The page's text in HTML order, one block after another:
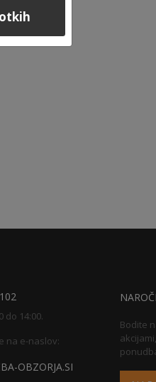
do 14:00.
na e-naslov:
OBZORJA.SI
Bodite